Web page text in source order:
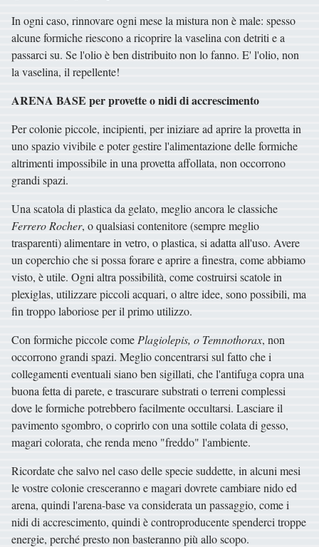
In ogni caso, rinnovare ogni mese la mistura non è male: spesso
alcune formiche riescono a ricoprire la vaselina con detriti e a
passarci su. Se l'olio è ben distribuito non lo fanno. E' l'olio, non
la vaselina, il repellente!
ARENA BASE per provette o nidi di accrescimento
Per colonie piccole, incipienti, per iniziare ad aprire la provetta in
uno spazio vivibile e poter gestire l'alimentazione delle formiche
altrimenti impossibile in una provetta affollata, non occorrono
grandi spazi.
Una scatola di plastica da gelato, meglio ancora le classiche
Ferrero Rocher, o qualsiasi contenitore (sempre meglio
trasparenti) alimentare in vetro, o plastica, si adatta all'uso. Avere
un coperchio che si possa forare e aprire a finestra, come abbiamo
visto, è utile. Ogni altra possibilità, come costruirsi scatole in
plexiglas, utilizzare piccoli acquari, o altre idee, sono possibili, ma
fin troppo laboriose per il primo utilizzo.
Con formiche piccole come Plagiolepis, o Temnothorax, non
occorrono grandi spazi. Meglio concentrarsi sul fatto che i
collegamenti eventuali siano ben sigillati, che l'antifuga copra una
buona fetta di parete, e trascurare substrati o terreni complessi
dove le formiche potrebbero facilmente occultarsi. Lasciare il
pavimento sgombro, o coprirlo con una sottile colata di gesso,
magari colorata, che renda meno "freddo" l'ambiente.
Ricordate che salvo nel caso delle specie suddette, in alcuni mesi
le vostre colonie cresceranno e magari dovrete cambiare nido ed
arena, quindi l'arena-base va considerata un passaggio, come i
nidi di accrescimento, quindi è controproducente spenderci troppe
energie, perché presto non basteranno più allo scopo.